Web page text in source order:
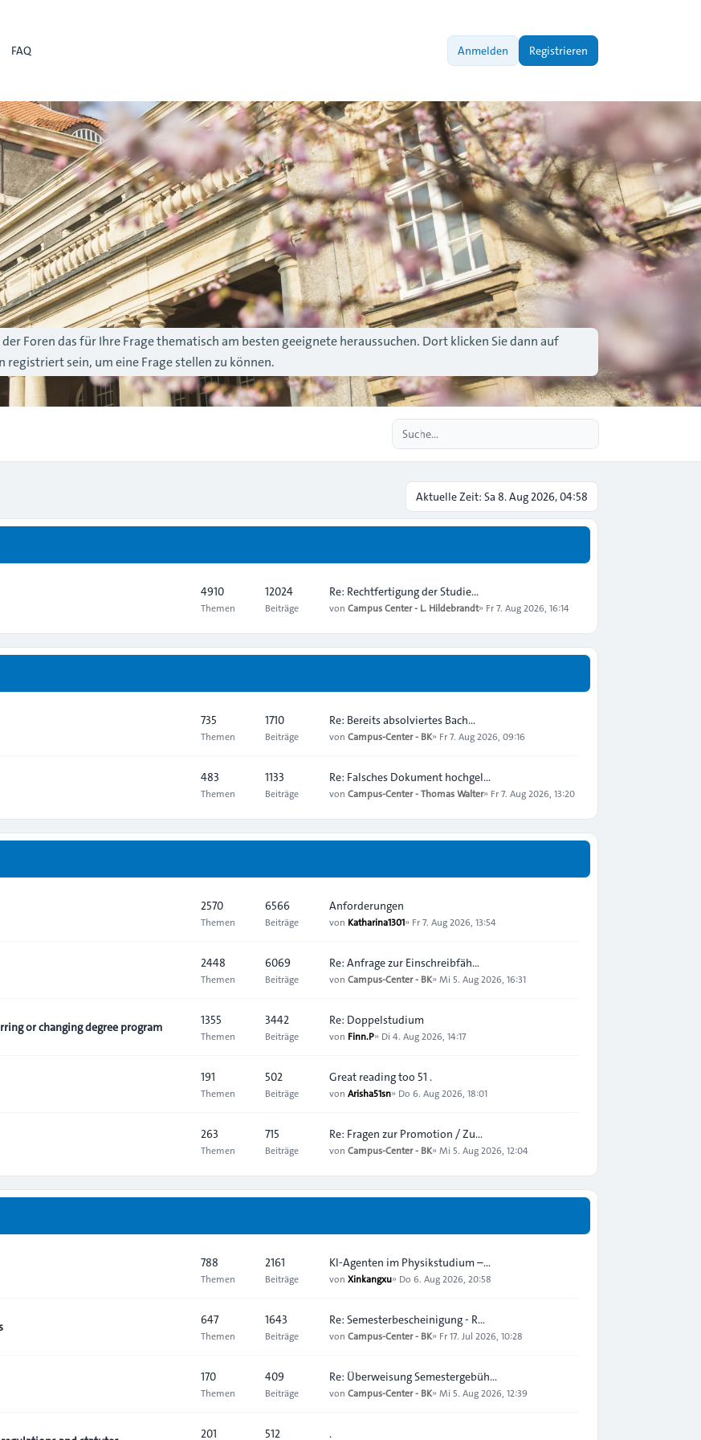
FAQ Anmelden Registrieren
der Foren das für Ihre Frage thematisch am besten geeignete heraussuchen. Dort klicken Sie dann auf
registriert sein, um eine Frage stellen zu können.
Aktuelle Zeit: Sa 8. Aug 2026, 04:58
4910
Themen
12024
Beiträge
Re: Rechtfertigung der Studie…
von Campus Center - L. Hildebrandt» Fr 7. Aug 2026, 16:14
735
Themen
1710
Beiträge
Re: Bereits absolviertes Bach…
von Campus-Center - BK» Fr 7. Aug 2026, 09:16
483
Themen
1133
Beiträge
Re: Falsches Dokument hochgel…
von Campus-Center - Thomas Walter» Fr 7. Aug 2026, 13:20
2570
Themen
6566
Beiträge
Anforderungen
von Katharina1301» Fr 7. Aug 2026, 13:54
2448
Themen
6069
Beiträge
Re: Anfrage zur Einschreibfäh…
von Campus-Center - BK» Mi 5. Aug 2026, 16:31
or changing degree program 1355
Themen
3442
Beiträge
Re: Doppelstudium
von Finn.P» Di 4. Aug 2026, 14:17
191
Themen
502
Beiträge
Great reading too 51 .
von Arisha51sn» Do 6. Aug 2026, 18:01
263
Themen
715
Beiträge
Re: Fragen zur Promotion / Zu…
von Campus-Center - BK» Mi 5. Aug 2026, 12:04
788
Themen
2161
Beiträge
KI-Agenten im Physikstudium –…
von Xinkangxu» Do 6. Aug 2026, 20:58
647
Themen
1643
Beiträge
Re: Semesterbescheinigung - R…
von Campus-Center - BK» Fr 17. Jul 2026, 10:28
170
Themen
409
Beiträge
Re: Überweisung Semestergebüh…
von Campus-Center - BK» Mi 5. Aug 2026, 12:39
201 512 .